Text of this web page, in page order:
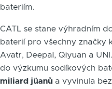
bateriím.
CATL se stane výhradním
baterií pro všechny značky
Avatr, Deepal, Qiyuan a
do výzkumu sodíkových
miliard jüanů a vyvinula